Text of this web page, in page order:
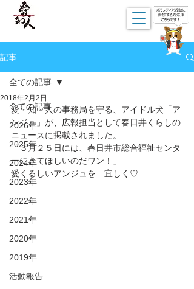
記事
全ての記事
2026年
2025年
2024年
2023年
2022年
2021年
2020年
2019年
活動報告
全ての記事
2018年2月2日
愛・知・人の事務局を守る、アイドル犬「ア
ンジュ」が、広報担当として春日井くらしの
ニュースに掲載されました。
「３月２５日には、春日井市総合福祉センタ
ーにきてほしいのだワン！」
愛くるしいアンジュを　宜しく♡